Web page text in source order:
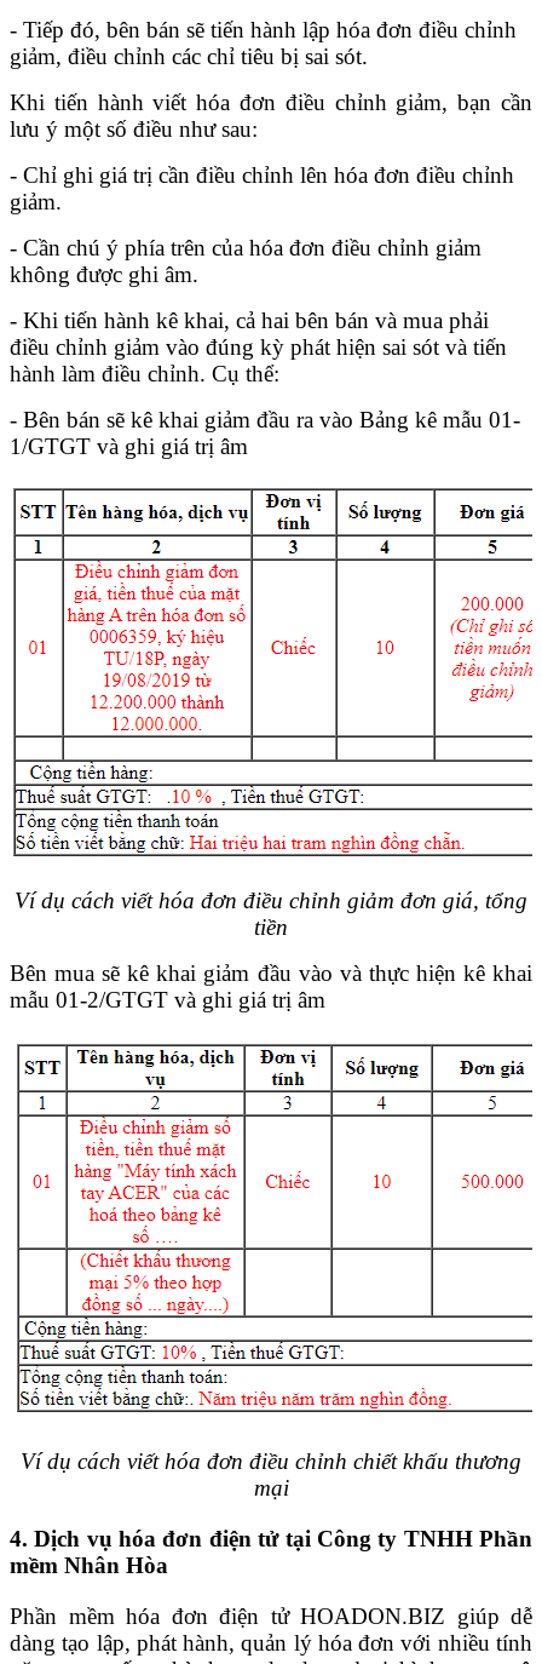
- Tiếp đó, bên bán sẽ tiến hành lập hóa đơn điều chỉnh
giảm, điều chỉnh các chỉ tiêu bị sai sót.
Khi tiến hành viết hóa đơn điều chỉnh giảm, bạn cần
lưu ý một số điều như sau:
- Chỉ ghi giá trị cần điều chỉnh lên hóa đơn điều chỉnh
giảm.
- Cần chú ý phía trên của hóa đơn điều chỉnh giảm
không được ghi âm.
- Khi tiến hành kê khai, cả hai bên bán và mua phải
điều chỉnh giảm vào đúng kỳ phát hiện sai sót và tiến
hành làm điều chỉnh. Cụ thể:
- Bên bán sẽ kê khai giảm đầu ra vào Bảng kê mẫu 01-
1/GTGT và ghi giá trị âm
Ví dụ cách viết hóa đơn điều chỉnh giảm đơn giá, tổng
tiền
Bên mua sẽ kê khai giảm đầu vào và thực hiện kê khai
mẫu 01-2/GTGT và ghi giá trị âm
Ví dụ cách viết hóa đơn điều chỉnh chiết khấu thương
mại
4. Dịch vụ hóa đơn điện tử tại Công ty TNHH Phần
mềm Nhân Hòa
Phần mềm hóa đơn điện tử HOADON.BIZ giúp dễ
dàng tạo lập, phát hành, quản lý hóa đơn với nhiều tính